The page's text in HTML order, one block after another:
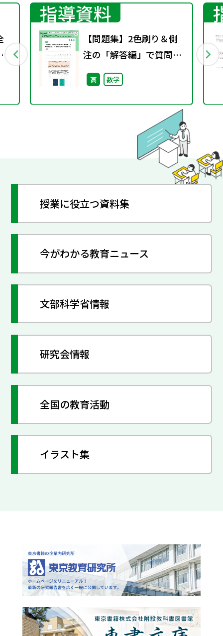
指導資料
【問題集】2色刷り＆側
注の「解答編」で質問が
減る！？（Standard・
Selectシリーズ）
高 数学
授業に役立つ資料集
今がわかる教育ニュース
文部科学省情報
研究会情報
全国の教育活動
イラスト集